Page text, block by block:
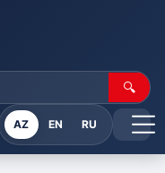
🔍
AZ EN RU